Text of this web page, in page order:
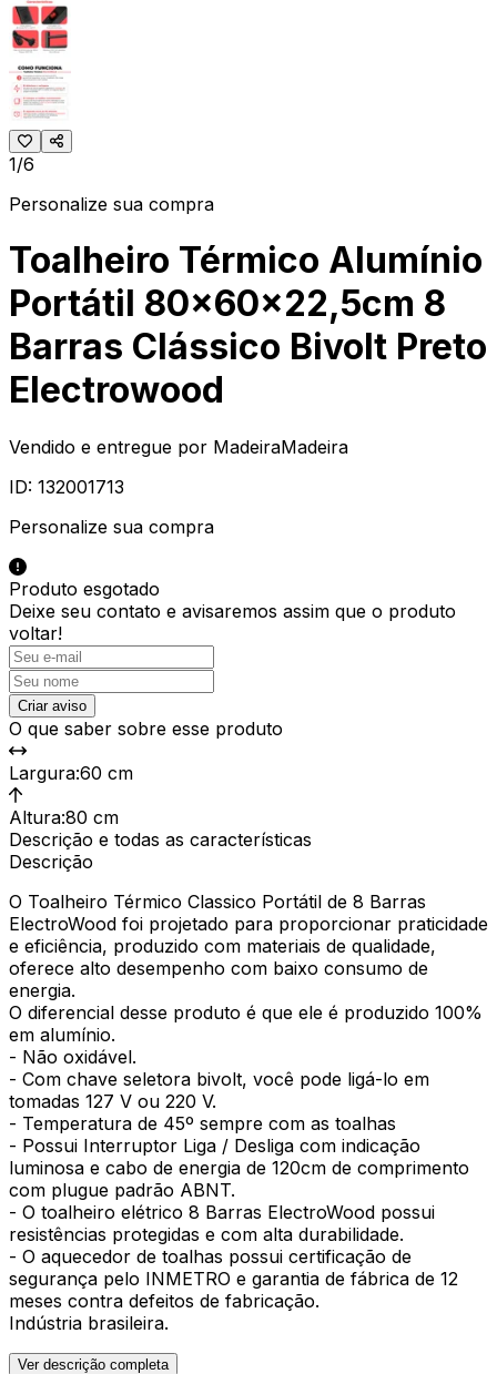
1/6
Personalize sua compra
Toalheiro Térmico Alumínio
Portátil 80x60x22,5cm 8
Barras Clássico Bivolt Preto
Electrowood
Vendido e entregue por MadeiraMadeira
ID: 132001713
Personalize sua compra
Produto esgotado
Deixe seu contato e avisaremos assim que o produto
voltar!
Criar aviso
O que saber sobre esse produto
Largura:60 cm
Altura:80 cm
Descrição e todas as características
Descrição
O Toalheiro Térmico Classico Portátil de 8 Barras
ElectroWood foi projetado para proporcionar praticidade
e eficiência, produzido com materiais de qualidade,
oferece alto desempenho com baixo consumo de
energia.
O diferencial desse produto é que ele é produzido 100%
em alumínio.
- Não oxidável.
- Com chave seletora bivolt, você pode ligá-lo em
tomadas 127 V ou 220 V.
- Temperatura de 45º sempre com as toalhas
- Possui Interruptor Liga / Desliga com indicação
luminosa e cabo de energia de 120cm de comprimento
com plugue padrão ABNT.
- O toalheiro elétrico 8 Barras ElectroWood possui
resistências protegidas e com alta durabilidade.
- O aquecedor de toalhas possui certificação de
segurança pelo INMETRO e garantia de fábrica de 12
meses contra defeitos de fabricação.
Indústria brasileira.
Ver descrição completa